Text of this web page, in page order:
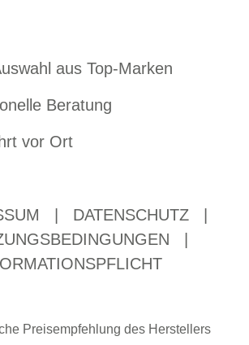
aus Top-Marken
Beratung
vor Ort
DATENSCHUTZ
Preisempfehlung des Herstellers